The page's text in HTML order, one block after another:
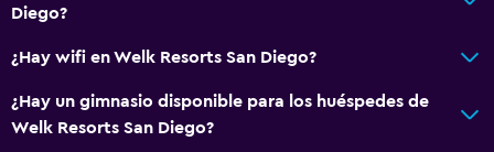
Diego?
¿Hay wifi en Welk Resorts San Diego?
¿Hay un gimnasio disponible para los huéspedes de
Welk Resorts San Diego?